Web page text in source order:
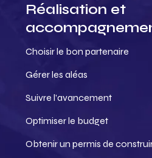
Réalisation et
Choisir le bon partenaire
Gérer les aléas
Suivre l’avancement
Optimiser le budget
Obtenir un permis de